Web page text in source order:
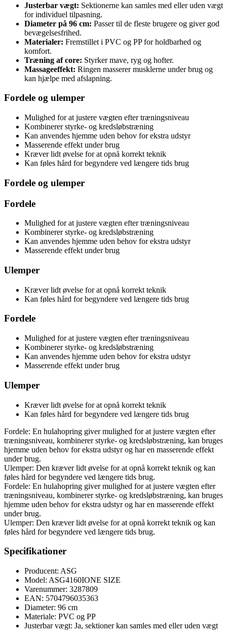
Justerbar vægt: Sektionerne kan samles med eller uden vægt
for individuel tilpasning.
Diameter på 96 cm: Passer til de fleste brugere og giver god
bevægelsesfrihed.
Materialer: Fremstillet i PVC og PP for holdbarhed og
komfort.
Træning af core: Styrker mave, ryg og hofter.
Massageeffekt: Ringen masserer musklerne under brug og
kan hjælpe med afslapning.
Fordele og ulemper
Mulighed for at justere vægten efter træningsniveau
Kombinerer styrke- og kredsløbstræning
Kan anvendes hjemme uden behov for ekstra udstyr
Masserende effekt under brug
Kræver lidt øvelse for at opnå korrekt teknik
Kan føles hård for begyndere ved længere tids brug
Fordele og ulemper
Fordele
Mulighed for at justere vægten efter træningsniveau
Kombinerer styrke- og kredsløbstræning
Kan anvendes hjemme uden behov for ekstra udstyr
Masserende effekt under brug
Ulemper
Kræver lidt øvelse for at opnå korrekt teknik
Kan føles hård for begyndere ved længere tids brug
Fordele
Mulighed for at justere vægten efter træningsniveau
Kombinerer styrke- og kredsløbstræning
Kan anvendes hjemme uden behov for ekstra udstyr
Masserende effekt under brug
Ulemper
Kræver lidt øvelse for at opnå korrekt teknik
Kan føles hård for begyndere ved længere tids brug
Fordele: En hulahopring giver mulighed for at justere vægten efter
træningsniveau, kombinerer styrke- og kredsløbstræning, kan bruges
hjemme uden behov for ekstra udstyr og har en masserende effekt
under brug.
Ulemper: Den kræver lidt øvelse for at opnå korrekt teknik og kan
føles hård for begyndere ved længere tids brug.
Fordele: En hulahopring giver mulighed for at justere vægten efter
træningsniveau, kombinerer styrke- og kredsløbstræning, kan bruges
hjemme uden behov for ekstra udstyr og har en masserende effekt
under brug.
Ulemper: Den kræver lidt øvelse for at opnå korrekt teknik og kan
føles hård for begyndere ved længere tids brug.
Specifikationer
Producent: ASG
Model: ASG4160IONE SIZE
Varenummer: 3287809
EAN: 5704796035363
Diameter: 96 cm
Materiale: PVC og PP
Justerbar vægt: Ja, sektioner kan samles med eller uden vægt